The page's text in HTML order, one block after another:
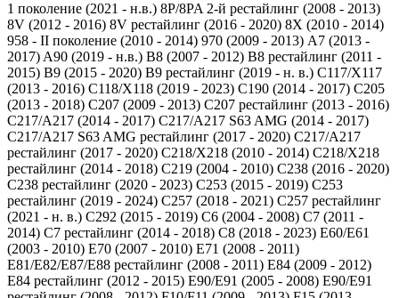
1 поколение (2021 - н.в.) 8P/8PA 2-й рестайлинг (2008 - 2013)
8V (2012 - 2016) 8V рестайлинг (2016 - 2020) 8X (2010 - 2014)
958 - II поколение (2010 - 2014) 970 (2009 - 2013) A7 (2013 -
2017) A90 (2019 - н.в.) B8 (2007 - 2012) B8 рестайлинг (2011 -
2015) B9 (2015 - 2020) B9 рестайлинг (2019 - н. в.) C117/X117
(2013 - 2016) C118/X118 (2019 - 2023) C190 (2014 - 2017) C205
(2013 - 2018) C207 (2009 - 2013) C207 рестайлинг (2013 - 2016)
C217/A217 (2014 - 2017) C217/A217 S63 AMG (2014 - 2017)
C217/A217 S63 AMG рестайлинг (2017 - 2020) C217/A217
рестайлинг (2017 - 2020) C218/X218 (2010 - 2014) C218/X218
рестайлинг (2014 - 2018) C219 (2004 - 2010) C238 (2016 - 2020)
C238 рестайлинг (2020 - 2023) C253 (2015 - 2019) C253
рестайлинг (2019 - 2024) C257 (2018 - 2021) C257 рестайлинг
(2021 - н. в.) C292 (2015 - 2019) C6 (2004 - 2008) C7 (2011 -
2014) C7 рестайлинг (2014 - 2018) C8 (2018 - 2023) E60/E61
(2003 - 2010) E70 (2007 - 2010) E71 (2008 - 2011)
E81/E82/E87/E88 рестайлинг (2008 - 2011) E84 (2009 - 2012)
E84 рестайлинг (2012 - 2015) E90/E91 (2005 - 2008) E90/E91